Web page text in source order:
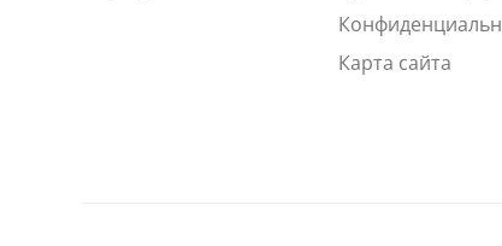
Карта сайта